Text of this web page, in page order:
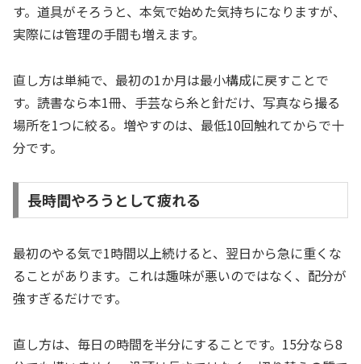
す。道具がそろうと、本気で始めた気持ちになりますが、
実際には管理の手間も増えます。
直し方は単純で、最初の1か月は最小構成に戻すことで
す。読書なら本1冊、手芸なら糸と針だけ、写真なら撮る
場所を1つに絞る。増やすのは、最低10回触れてからで十
分です。
長時間やろうとして疲れる
最初のやる気で1時間以上続けると、翌日から急に重くな
ることがあります。これは趣味が悪いのではなく、配分が
強すぎるだけです。
直し方は、毎日の時間を半分にすることです。15分なら8